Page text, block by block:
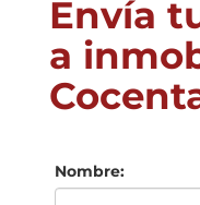
Envía
a
Nombre: